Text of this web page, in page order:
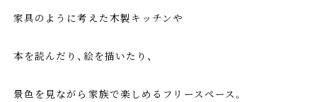
家具のように考えた木製キッチンや
本を読んだり、絵を描いたり、
景色を見ながら家族で楽しめるフリースペース。